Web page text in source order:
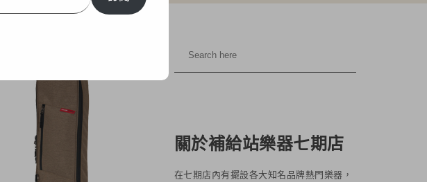
關於補給站樂器七期店
在七期店內有擺設各大知名品牌熱門樂器，